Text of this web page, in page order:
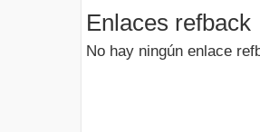
Enlaces refback
No hay ningún enlace